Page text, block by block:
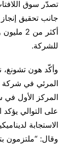
جانب تحقيق
أكثر
للشركة.
وأكّد هون تشونغ،
المرئي في شركة
المركز الأول في
على التوالي يؤكد
الاستجابة
وقال: “ملتزمون